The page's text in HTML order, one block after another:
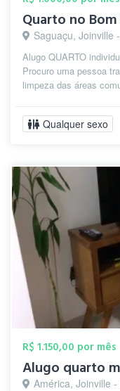
Quarto no
Saguaçu, Joinville
Alugo QUARTO
Procuro uma pessoa
limpeza das áreas
Qualquer sexo
R$ 1.150,00 por mês
Alugo quarto
América, Joinville -